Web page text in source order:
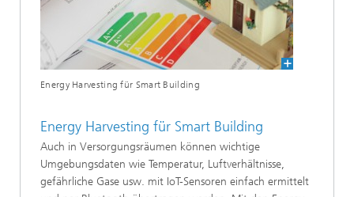
Energy Harvesting für Smart Building
Energy Harvesting für Smart Building
Auch in Versorgungsräumen können wichtige
Umgebungsdaten wie Temperatur, Luftverhältnisse,
gefährliche Gase usw. mit IoT-Sensoren einfach ermittelt